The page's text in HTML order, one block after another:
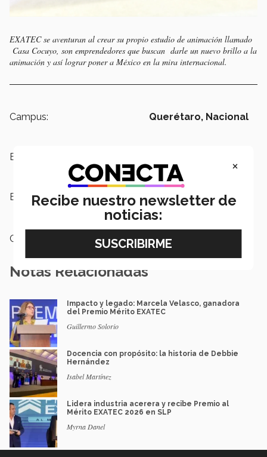
EXATEC se aventuran al crear su propio estudio de animación llamado
Casa Cocuyo, son emprendedores que buscan darle un nuevo brillo a la
animación y así lograr poner a México en la mira internacional.
Campus: Querétaro, Nacional
Escuelas:
Etiquetas: Arte y Animación Digital, EXATEC,
Emprendimiento
Categoría:
Notas Relacionadas
Impacto y legado: Marcela Velasco, ganadora
del Premio Mérito EXATEC
Guillermo Solorio
Docencia con propósito: la historia de Debbie
Hernández
Isabel Martínez
Lidera industria acerera y recibe Premio al
Mérito EXATEC 2026 en SLP
Myrna Danel
×
Recibe nuestro newsletter de
noticias: